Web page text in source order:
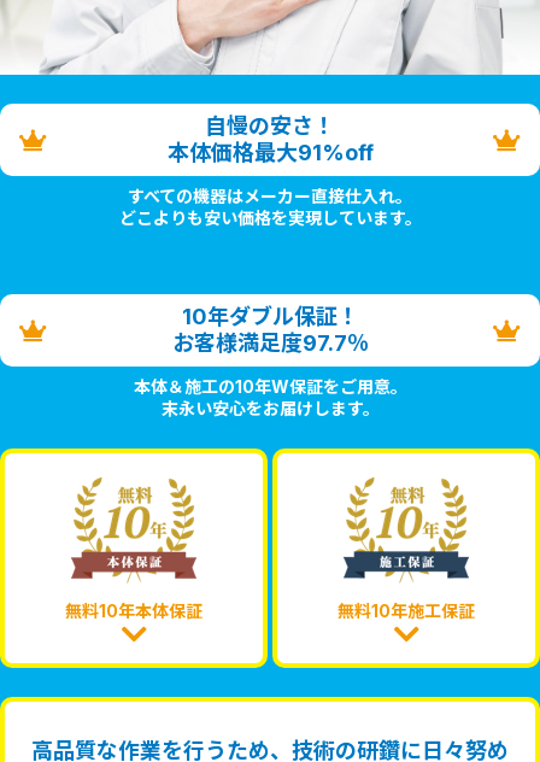
自慢の安さ！
本体価格最大91%off
すべての機器はメーカー直接仕入れ。
どこよりも安い価格を実現しています。
10年ダブル保証！
お客様満足度97.7％
本体＆施工の10年W保証をご用意。
末永い安心をお届けします。
無料10年本体保証 無料10年施工保証
高品質な作業を行うため、技術の研鑽に日々努め